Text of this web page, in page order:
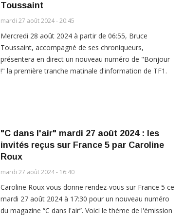
Toussaint
mardi 27 août 2024 - 20:45
Mercredi 28 août 2024 à partir de 06:55, Bruce
Toussaint, accompagné de ses chroniqueurs,
présentera en direct un nouveau numéro de "Bonjour
!" la première tranche matinale d'information de TF1.
"C dans l'air" mardi 27 août 2024 : les
invités reçus sur France 5 par Caroline
Roux
mardi 27 août 2024 - 16:40
Caroline Roux vous donne rendez-vous sur France 5 ce
mardi 27 août 2024 à 17:30 pour un nouveau numéro
du magazine “C dans l'air”. Voici le thème de l'émission